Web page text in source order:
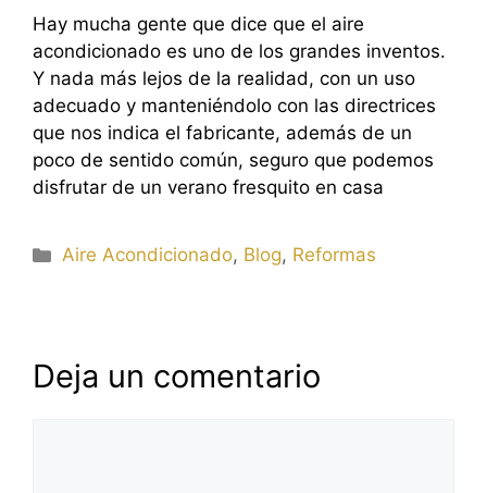
Hay mucha gente que dice que el aire
acondicionado es uno de los grandes inventos.
Y nada más lejos de la realidad, con un uso
adecuado y manteniéndolo con las directrices
que nos indica el fabricante, además de un
poco de sentido común, seguro que podemos
disfrutar de un verano fresquito en casa
Categorías
Aire Acondicionado, Blog, Reformas
Deja un comentario